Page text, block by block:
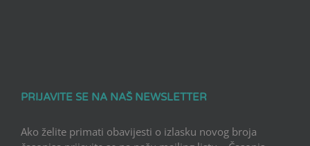
PRIJAVITE SE NA NAŠ NEWSLETTER
Ako želite primati obavijesti o izlasku novog broja